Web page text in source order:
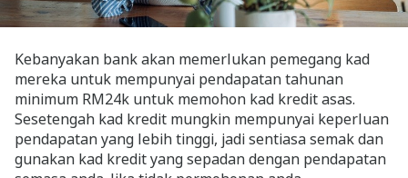
Kebanyakan bank akan memerlukan pemegang kad
mereka untuk mempunyai pendapatan tahunan
minimum RM24k untuk memohon kad kredit asas.
Sesetengah kad kredit mungkin mempunyai keperluan
pendapatan yang lebih tinggi, jadi sentiasa semak dan
gunakan kad kredit yang sepadan dengan pendapatan